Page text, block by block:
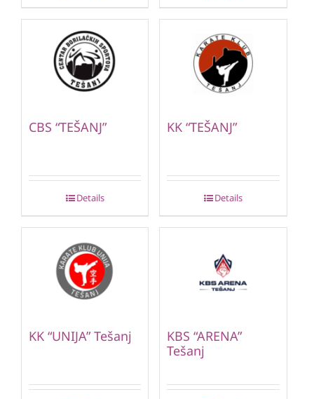
CBS “TEŠANJ”
Details
KK “TEŠANJ”
Details
KK “UNIJA” Tešanj
KBS “ARENA”
Tešanj